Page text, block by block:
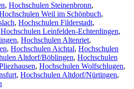
, Hochschulen Steinenbronn,
Weil im Schönbuch,
, Hochschulen Filderstadt,
Hochschulen Leinfelden-Echterdingen,
, Hochschulen Altenriet,
, Hochschulen Aichtal, Hochschulen
Altdorf/Böblingen, Hochschulen
, Hochschulen Wolfschlugen,
, Hochschulen Altdorf/Nürtingen,